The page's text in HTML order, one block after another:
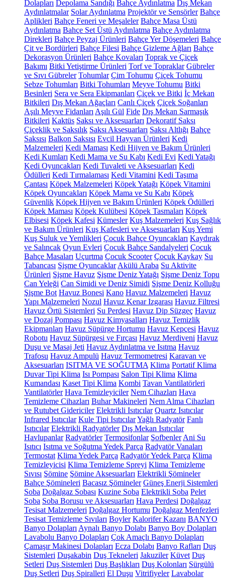
Dolapları Depolama Sandığı Bahçe Aydınlatma Dış Mekan
Aydınlatmalar Solar Aydınlatma Projektör ve Sensörler Bahçe
Aplikleri Bahçe Feneri ve Meşaleler Bahçe Masa Üstü
Aydınlatma Bahçe Set Üstü Aydınlatma Bahçe Aydınlatma
Direkleri Bahçe Peyzaj Ürünleri Bahçe Yer Döşemeleri Bahçe
Çit ve Bordürleri Bahçe Filesi Bahçe Gizleme Ağları Bahçe
Dekorasyon Ürünleri Bahçe Kovaları Toprak ve Çiçek
Bakımı Bitki Yetiştirme Ürünleri Torf ve Topraklar Gübreler
ve Sıvı Gübreler Tohumlar Çim Tohumu Çiçek Tohumu
Sebze Tohumları Bitki Tohumları Meyve Tohumu Bitki
Besinleri Sera ve Sera Ekipmanları Çiçek ve Bitki İç Mekan
Bitkileri Dış Mekan Ağaçları Canlı Çiçek Çiçek Soğanları
Aşılı Meyve Fidanları Aşılı Gül Fide Dış Mekan Sarmaşık
Bitkileri Kaktüs Saksı ve Aksesuarları Dekoratif Saksı
Çiçeklik ve Saksılık Saksı Aksesuarları Saksı Altlığı Bahçe
Saksısı Balkon Saksısı Evcil Hayvan Ürünleri Kedi
Malzemeleri Kedi Maması Kedi Hijyen ve Bakım Ürünleri
Kedi Kumları Kedi Mama ve Su Kabı Kedi Evi Kedi Yatağı
Kedi Oyuncakları Kedi Tuvaleti ve Aksesuarları Kedi
Ödülleri Kedi Tırmalaması Kedi Vitamini Kedi Taşıma
Çantası Köpek Malzemeleri Köpek Yatağı Köpek Vitamini
Köpek Oyuncakları Köpek Mama ve Su Kabı Köpek
Güvenlik Köpek Hijyen ve Bakım Ürünleri Köpek Ödülleri
Köpek Maması Köpek Kulübesi Köpek Tasmaları Köpek
Elbisesi Köpek Kafesi Kümesler Kuş Malzemeleri Kuş Sağlık
ve Bakım Ürünleri Kuş Kafesleri ve Aksesuarları Kuş Yemi
Kuş Suluk ve Yemlikleri Çocuk Bahçe Oyuncakları Kaydırak
ve Salıncak Oyun Evleri Çocuk Bahçe Sandalyeleri Çocuk
Bahçe Masaları Uçurtma Çocuk Scooter Çocuk Kaykay Su
Tabancası Şişme Oyuncaklar Akülü Araba Su Aktivite
Ürünleri Şişme Havuz Şişme Deniz Yatağı Şişme Deniz Topu
Can Yeleği Can Simidi ve Deniz Simidi Şişme Deniz Kolluğu
Şişme Bot Havuz Bonesi Kano Havuz Malzemeleri Havuz
Yapı Malzemeleri Nozul Havuz Kenar Izgarası Havuz Filtresi
Havuz Örtü Sistemleri Su Perdesi Havuz Dip Süzgeç Havuz
ve Dozaj Pompası Havuz Kimyasalları Havuz Temizlik
Ekipmanları Havuz Süpürge Hortumu Havuz Kepçesi Havuz
Robotu Havuz Süpürgesi ve Fırçası Havuz Merdiveni Havuz
Duşu ve Masaj Jeti Havuz Aydınlatma ve Isıtma Havuz
Trafosu Havuz Ampulü Havuz Termometresi Karavan ve
Aksesuarları ISITMA VE SOĞUTMA Klima Portatif Klima
Duvar Tipi Klima Isı Pompası Salon Tipi Klima Klima
Kumandası Kaset Tipi Klima Kombi Tavan Vantilatörleri
Vantilatörler Hava Temizleyiciler Nem Cihazları Hava
Temizleme Cihazları Buhar Makineleri Nem Alma Cihazları
ve Rutubet Gidericiler Elektrikli Isıtıcılar Quartz Isıtıcılar
Infrared Isıtıcılar Kule Tipi IsıtıcılarYağlı Radyatör Fanlı
Isıtıcılar Elektrikli Radyatörler Dış Mekan Isıtıcılar
Havlupanlar Radyatörler Termosifonlar Şofbenler Ani Su
Isıtıcı Isıtma ve Soğutma Yedek Parça Radyatör Vanaları
Termostat Klima Yedek Parça Radyatör Yedek Parça Klima
Temizleyicisi Klima Temizleme Spreyi Klima Temizleme
Sıvısı Şömine Şömine Aksesuarları Elektrikli Şömineler
Bahçe Şömineleri Bacasız Şömineler Güneş Enerji Sistemleri
Soba Doğalgaz Sobası Kuzine Soba Elektrikli Soba Pelet
Soba Soba Borusu ve Aksesuarları Hava Perdesi Doğalgaz
Tesisat Malzemeleri Doğalgaz Hortumu Doğalgaz Menfezleri
Tesisat Temizleme Sıvıları Boyler Kalorifer Kazanı BANYO
Banyo Dolapları Aynalı Banyo Dolabı Banyo Boy Dolapları
Lavabolu Banyo Dolapları Çok Amaçlı Banyo Dolapları
Çamaşır Makinesi Dolapları Ecza Dolabı Banyo Rafları Duş
Sistemleri Duşakabin Duş Tekneleri Jakuziler Küvet Duş
Setleri Duş Sistemleri Duş Başlıkları Duş Kolonları Sürgülü
Duş Setleri Duş Spiralleri El Duşu Vitrifiyeler Lavabolar